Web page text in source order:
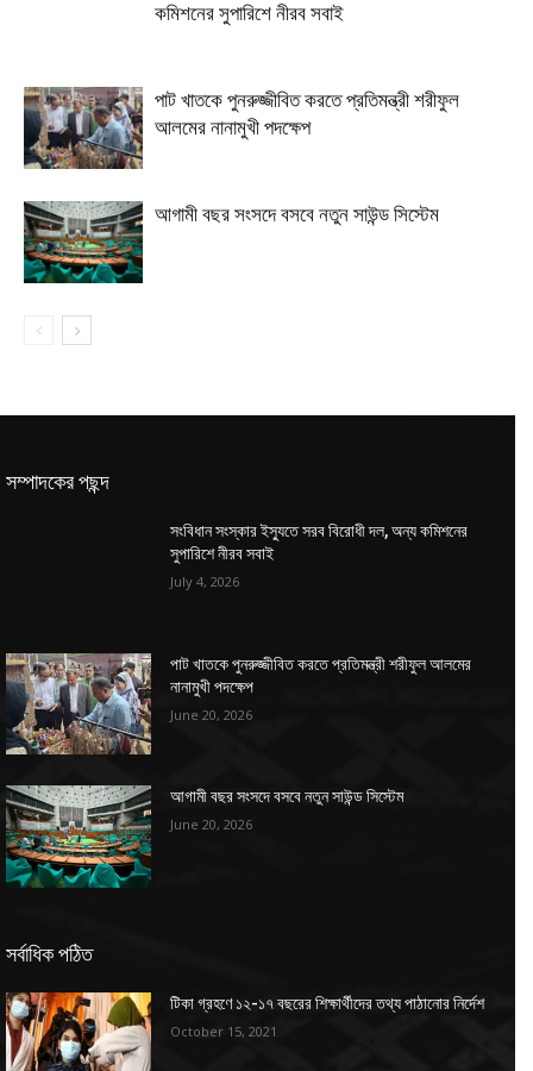
কমিশনের সুপারিশে নীরব সবাই
পাট খাতকে পুনরুজ্জীবিত করতে প্রতিমন্ত্রী শরীফুল
আলমের নানামুখী পদক্ষেপ
আগামী বছর সংসদে বসবে নতুন সাউন্ড সিস্টেম
সম্পাদকের পছন্দ
সংবিধান সংস্কার ইস্যুতে সরব বিরোধী দল, অন্য কমিশনের
সুপারিশে নীরব সবাই
July 4, 2026
পাট খাতকে পুনরুজ্জীবিত করতে প্রতিমন্ত্রী শরীফুল আলমের
নানামুখী পদক্ষেপ
June 20, 2026
আগামী বছর সংসদে বসবে নতুন সাউন্ড সিস্টেম
June 20, 2026
সর্বাধিক পঠিত
টিকা গ্রহণে ১২-১৭ বছরের শিক্ষার্থীদের তথ্য পাঠানোর নির্দেশ
October 15, 2021